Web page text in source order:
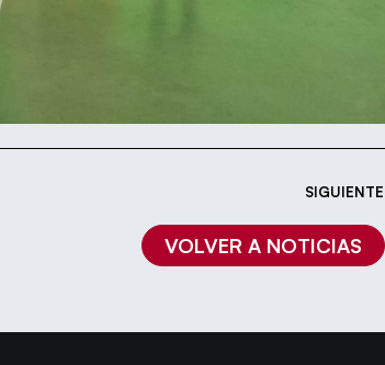
SIGUIENTE
VOLVER A NOTICIAS